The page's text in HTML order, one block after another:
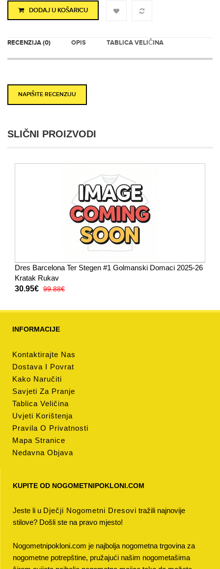
DODAJ U KOŠARICU
RECENZIJA (0) OPIS TABLICA VELIČINA
NAPIŠITE RECENZIJU
SLIČNI PROIZVODI
Dres Barcelona Ter Stegen #1 Golmanski Domaci 2025-26
Kratak Rukav
30.95€ 99.88€
INFORMACIJE
Kontaktirajte Nas
Dostava I Povrat
Kako Naručiti
Savjeti Za Pranje
Tablica Veličina
Uvjeti Korištenja
Pravila O Privatnosti
Mapa Stranice
Nedavna Objava
KUPITE OD NOGOMETNIPOKLONI.COM
Jeste li u Dječji Nogometni Dresovi tražili najnovije
stilove? Došli ste na pravo mjesto!
Nogometnipokloni.com je najbolja nogometna trgovina za
nogometne potrepštine, pružajući našim nogometašima